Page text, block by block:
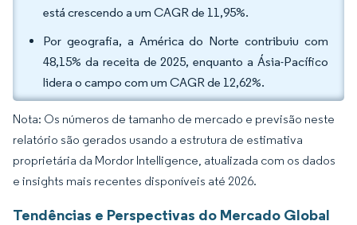
está crescendo a um CAGR de 11,95%.
Por geografia, a América do Norte contribuiu com
48,15% da receita de 2025, enquanto a Ásia-Pacífico
lidera o campo com um CAGR de 12,62%.
Nota: Os números de tamanho de mercado e previsão neste
relatório são gerados usando a estrutura de estimativa
proprietária da Mordor Intelligence, atualizada com os dados
e insights mais recentes disponíveis até 2026.
Tendências e Perspectivas do Mercado Global